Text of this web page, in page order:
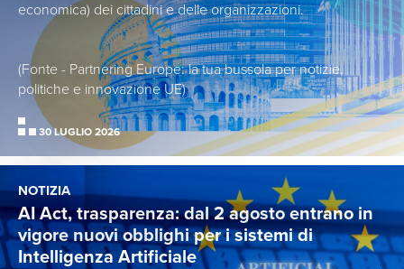
economica) dei cittadini e delle organizzazioni.
(Fonte - Partnering Europe: la tua bussola per notizie,
politiche e innovazione UE)
30 LUGLIO 2026
NOTIZIA
AI Act, trasparenza: dal 2 agosto entrano in
vigore nuovi obblighi per i sistemi di
Intelligenza Artificiale